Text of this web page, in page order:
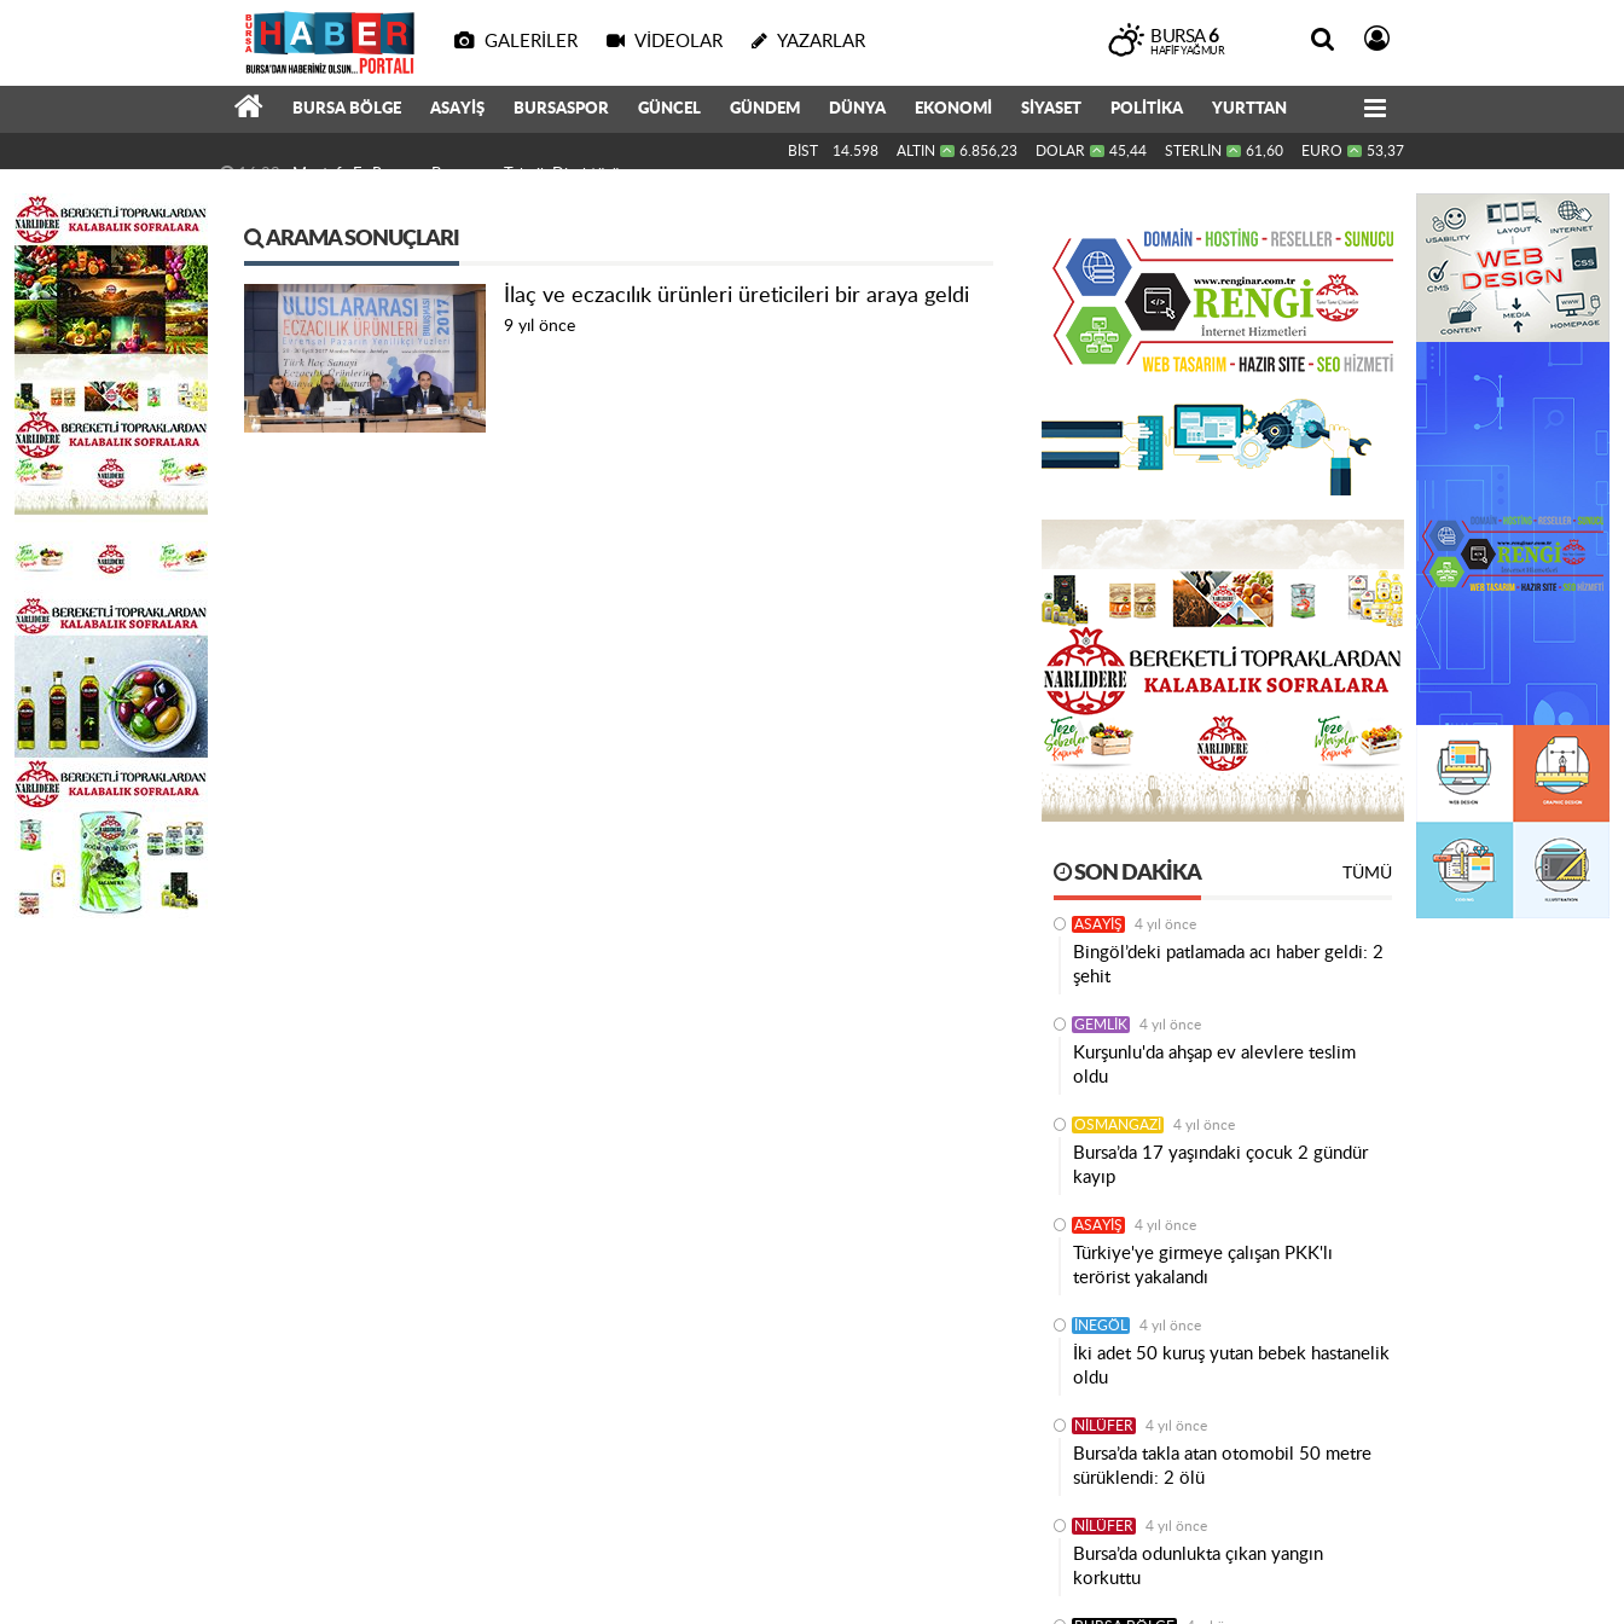
GALERILER VIDEOLAR YAZARLAR BURSA6
HAFIF YAĞMUR
BURSA BÖLGE ASAYİŞ BURSASPOR GÜNCEL GÜNDEM DÜNYA EKONOMİ SİYASET POLİTİKA YURTTAN
BİST 14.598 ALTIN 6.856,23 DOLAR 45,44 STERLİN 61,60 EURO 53,37
ARAMA SONUÇLARI
İlaç ve eczacılık ürünleri üreticileri bir araya geldi
9 yıl önce
SON DAKIKA TÜMÜ
ASAYİŞ 4 yıl önce
Bingöl’deki patlamada acı haber geldi: 2
şehit
GEMLİK 4 yıl önce
Kurşunlu'da ahşap ev alevlere teslim
oldu
OSMANGAZİ 4 yıl önce
Bursa’da 17 yaşındaki çocuk 2 gündür
kayıp
ASAYİŞ 4 yıl önce
Türkiye'ye girmeye çalışan PKK'lı
terörist yakalandı
İNEGÖL 4 yıl önce
İki adet 50 kuruş yutan bebek hastanelik
oldu
NİLÜFER 4 yıl önce
Bursa’da takla atan otomobil 50 metre
sürüklendi: 2 ölü
NİLÜFER 4 yıl önce
Bursa’da odunlukta çıkan yangın
korkuttu